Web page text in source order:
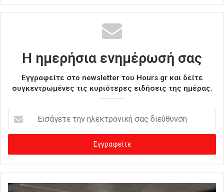
Η ημερήσια ενημέρωσή σας
Εγγραφείτε στο newsletter του Hours.gr και δείτε
συγκεντρωμένες τις κυριότερες ειδήσεις της ημέρας.
σ
γ
ε
ε